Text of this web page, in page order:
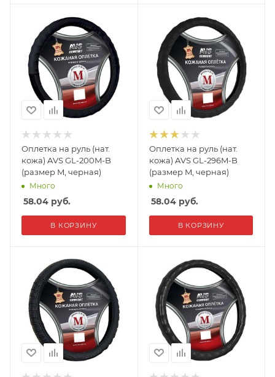
Оплетка на руль (нат.
кожа) AVS GL-200M-B
(размер M, черная)
Много
58.04 руб.
В КОРЗИНУ
Оплетка на руль (нат.
кожа) AVS GL-296M-B
(размер M, черная)
Много
58.04руб.
В КОРЗИНУ